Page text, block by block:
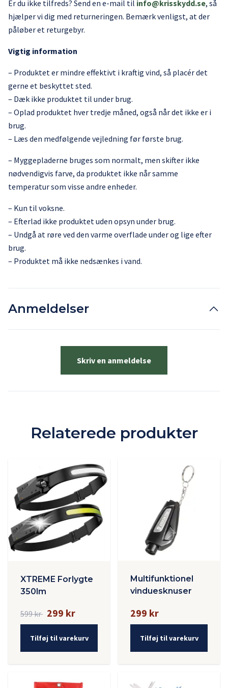
Er du ikke tilfreds? Send en e-mail til info@krisskydd.se, så
hjælper vi dig med returneringen. Bemærk venligst, at der
påløber et returgebyr.
Vigtig information
– Produktet er mindre effektivt i kraftig vind, så placér det
gerne et beskyttet sted.
– Dæk ikke produktet til under brug.
– Oplad produktet hver tredje måned, også når det ikke er i
brug.
– Læs den medfølgende vejledning før første brug.
– Myggepladerne bruges som normalt, men skifter ikke
nødvendigvis farve, da produktet ikke når samme
temperatur som visse andre enheder.
– Kun til voksne.
– Efterlad ikke produktet uden opsyn under brug.
– Undgå at røre ved den varme overflade under og lige efter
brug.
– Produktet må ikke nedsænkes i vand.
Anmeldelser
Skriv en anmeldelse
Relaterede produkter
XTREME Forlygte
350lm
599 kr 299 kr
Tilføj til varekurv
Multifunktionel
vinduesknuser
299 kr
Tilføj til varekurv